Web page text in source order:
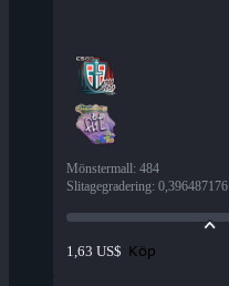
Mönstermall: 484
Slitagegradering: 0,396487176
1,63 US$ Köp